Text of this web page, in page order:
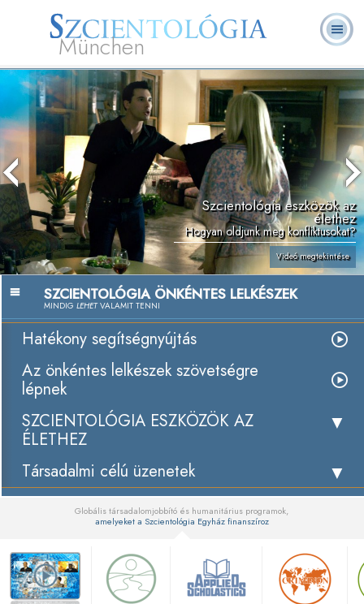
München
L. Ron Hubbard Mi a Szcientológia?
Szcientológia eszközök az
élethez
Hogyan oldjunk meg konfliktusokat?
Videó megtekintése
SZCIENTOLÓGIA ÖNKÉNTES LELKÉSZEK
MINDIG LEHETVALAMIT TENNI
Hatékony segítségnyújtás
Az önkéntes lelkészek szövetségre
lépnek
SZCIENTOLÓGIA ESZKÖZÖK AZ
ÉLETHEZ
Társadalmi célú üzenetek
Globális társadalomjobbító és humanitárius programok,
amelyeket a Szcientológia Egyház finanszíroz